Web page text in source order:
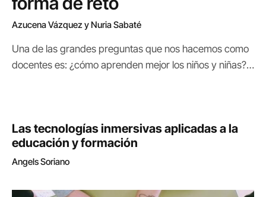
Azucena Vázquez y Nuria Sabaté
Una de las grandes preguntas que nos hacemos como
docentes es: ¿cómo aprenden mejor los niños y niñas?
motivados y cuando el conocimiento se vincula a un
contexto…
Las tecnologías inmersivas aplicadas a la
educación y formación
Angels Soriano